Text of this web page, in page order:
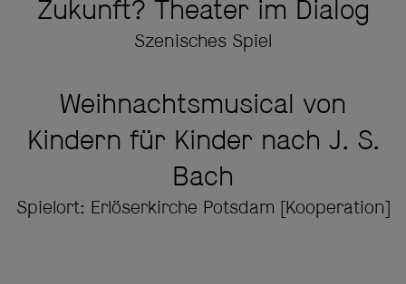
Zukunft? Theater im Dialog
Szenisches Spiel
Weihnachtsmusical von
Kindern für Kinder nach J. S.
Bach
Spielort: Erlöserkirche Potsdam [Kooperation]